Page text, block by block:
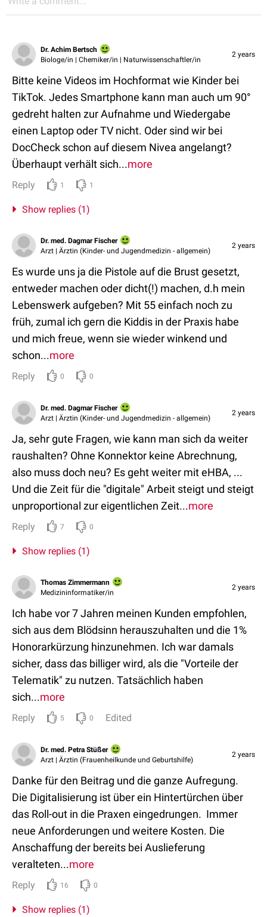
Dr. Achim Bertsch
Biologe/in | Chemiker/in | Naturwissenschaftler/in
2 years
Bitte keine Videos im Hochformat wie Kinder bei
TikTok. Jedes Smartphone kann man auch um 90°
gedreht halten zur Aufnahme und Wiedergabe
einen Laptop oder TV nicht. Oder sind wir bei
DocCheck schon auf diesem Nivea angelangt?
Überhaupt verhält sich...more
Reply 1 1
Show replies (1)
Dr. med. Dagmar Fischer
Arzt | Ärztin (Kinder- und Jugendmedizin - allgemein)
2 years
Es wurde uns ja die Pistole auf die Brust gesetzt,
entweder machen oder dicht(!) machen, d.h mein
Lebenswerk aufgeben? Mit 55 einfach noch zu
früh, zumal ich gern die Kiddis in der Praxis habe
und mich freue, wenn sie wieder winkend und
schon...more
Reply 0 0
Dr. med. Dagmar Fischer
Arzt | Ärztin (Kinder- und Jugendmedizin - allgemein)
2 years
Ja, sehr gute Fragen, wie kann man sich da weiter
raushalten? Ohne Konnektor keine Abrechnung,
also muss doch neu? Es geht weiter mit eHBA, ...
Und die Zeit für die "digitale" Arbeit steigt und steigt
unproportional zur eigentlichen Zeit...more
Reply 7 0
Show replies (1)
Thomas Zimmermann
Medizininformatiker/in
2 years
Ich habe vor 7 Jahren meinen Kunden empfohlen,
sich aus dem Blödsinn herauszuhalten und die 1%
Honorarkürzung hinzunehmen. Ich war damals
sicher, dass das billiger wird, als die "Vorteile der
Telematik" zu nutzen. Tatsächlich haben
sich...more
Reply 5 0 Edited
Dr. med. Petra Stüßer
Arzt | Ärztin (Frauenheilkunde und Geburtshilfe)
2 years
Danke für den Beitrag und die ganze Aufregung.
Die Digitalisierung ist über ein Hintertürchen über
das Roll-out in die Praxen eingedrungen. Immer
neue Anforderungen und weitere Kosten. Die
Anschaffung der bereits bei Auslieferung
veralteten...more
Reply 16 0
Show replies (1)